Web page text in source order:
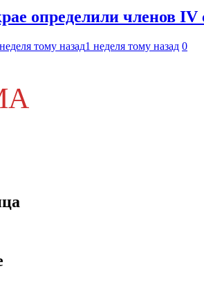
определили членов IV
тому назад1 неделя тому назад 0